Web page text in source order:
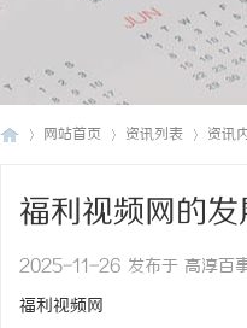
网站首页 资讯列表 资讯
福利视频网的
2025-11-26 发布于 高淳百
福利视频网